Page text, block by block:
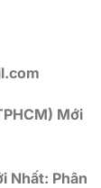
Mới
Nhất: Phân